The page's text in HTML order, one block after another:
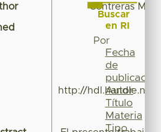
Contreras
http://hdl.handle.net/
Buscar
en RI
Por
Fecha
de
publicación
Autor
Título
Materia
Tipo